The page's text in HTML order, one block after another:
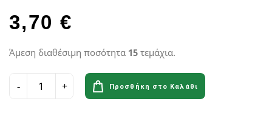
3,70 €
Άμεση διαθέσιμη ποσότητα 15 τεμάχια.
Προσθήκη στο Καλάθι